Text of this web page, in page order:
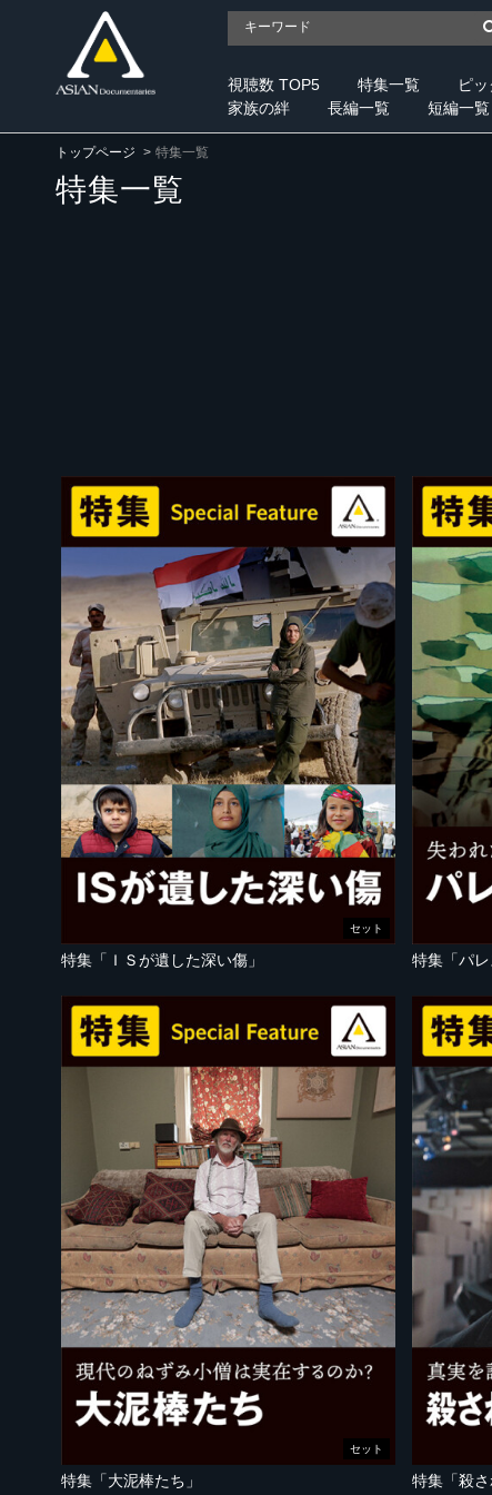
視聴数 TOP5 特集一覧 ピ
家族の絆
長編一覧 短編一覧
トップページ 特集一覧
特集一覧
セット
特集「ＩＳが遺した深い傷」 特集「パレ
セット
特集「大泥棒たち」 特集「殺さ